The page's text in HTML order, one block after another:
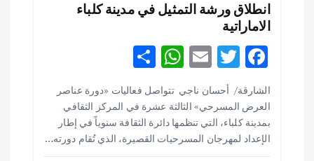
انطلاق ورشة التمثيل في مدينة كلباء
الاماراتية
F
ac
e
b
o
T
w
it
te
r
E
ai
l
W
h
at
s
A
h
ar
e
الشارقة/ أحسان ناجي تتواصل فعاليات «دورة عناصر
العرض المسرحي» الثالثة عشرة في المركز الثقافي
بمدينة كلباء، التي تنظمها دائرة الثقافة سنوياً في إطار
الإعداد لمهرجان المسرحيات القصيرة، الذي تُقام دورته…